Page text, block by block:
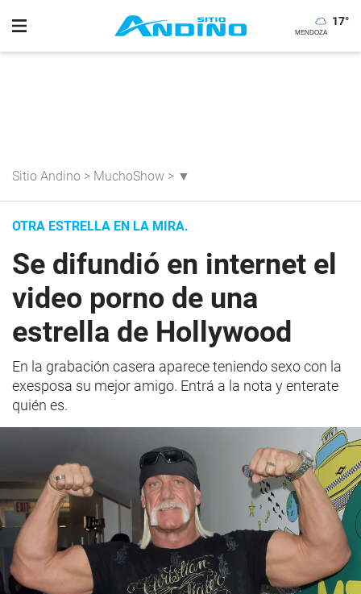
17°
Sitio Andino > MuchoShow > ▼
OTRA ESTRELLA EN LA MIRA.
Se difundió en internet el
video porno de una
estrella de Hollywood
En la grabación casera aparece teniendo sexo con la
exesposa su mejor amigo. Entrá a la nota y enterate
quién es.